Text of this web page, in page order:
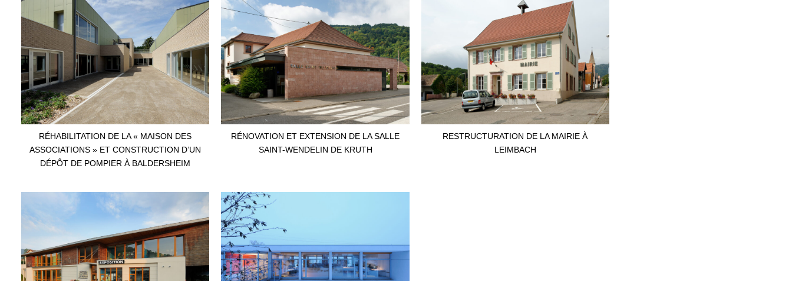
RÉHABILITATION DE LA « MAISON DES
ASSOCIATIONS » ET CONSTRUCTION D’UN
DÉPÔT DE POMPIER À BALDERSHEIM
RÉNOVATION ET EXTENSION DE LA SALLE
SAINT-WENDELIN DE KRUTH
RESTRUCTURATION DE LA MAIRIE À
LEIMBACH